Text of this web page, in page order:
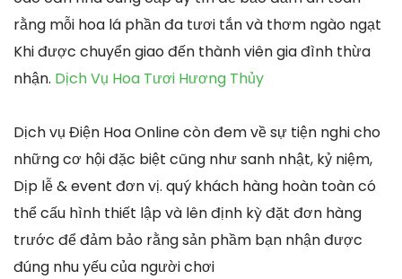
rằng mỗi hoa lá phần đa tươi tắn và thơm ngào ngạt
Khi được chuyển giao đến thành viên gia đình thừa
nhận. Dịch Vụ Hoa Tươi Hương Thủy
Dịch vụ Điện Hoa Online còn đem về sự tiện nghi cho
những cơ hội đặc biệt cũng như sanh nhật, kỷ niệm,
Dịp lễ & event đơn vị. quý khách hàng hoàn toàn có
thể cấu hình thiết lập và lên định kỳ đặt đơn hàng
trước để đảm bảo rằng sản phầm bạn nhận được
đúng nhu yếu của người chơi